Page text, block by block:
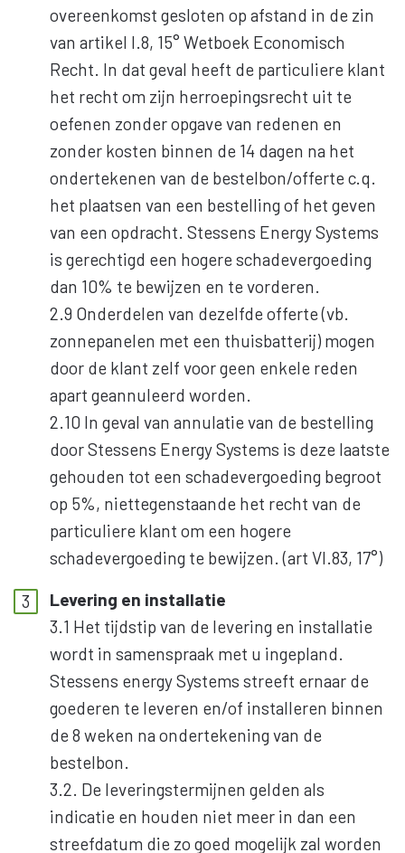
overeenkomst gesloten op afstand in de zin
van artikel I.8, 15° Wetboek Economisch
Recht. In dat geval heeft de particuliere klant
het recht om zijn herroepingsrecht uit te
oefenen zonder opgave van redenen en
zonder kosten binnen de 14 dagen na het
ondertekenen van de bestelbon/offerte c.q.
het plaatsen van een bestelling of het geven
van een opdracht. Stessens Energy Systems
is gerechtigd een hogere schadevergoeding
dan 10% te bewijzen en te vorderen.
2.9 Onderdelen van dezelfde offerte (vb.
zonnepanelen met een thuisbatterij) mogen
door de klant zelf voor geen enkele reden
apart geannuleerd worden.
2.10 In geval van annulatie van de bestelling
door Stessens Energy Systems is deze laatste
gehouden tot een schadevergoeding begroot
op 5%, niettegenstaande het recht van de
particuliere klant om een hogere
schadevergoeding te bewijzen. (art VI.83, 17°)
Levering en installatie
3.1 Het tijdstip van de levering en installatie
wordt in samenspraak met u ingepland.
Stessens energy Systems streeft ernaar de
goederen te leveren en/of installeren binnen
de 8 weken na ondertekening van de
bestelbon.
3.2. De leveringstermijnen gelden als
indicatie en houden niet meer in dan een
streefdatum die zo goed mogelijk zal worden